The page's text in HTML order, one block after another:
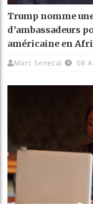
Trump nomme
d’ambassadeurs
américaine en
Marc Senecal 08